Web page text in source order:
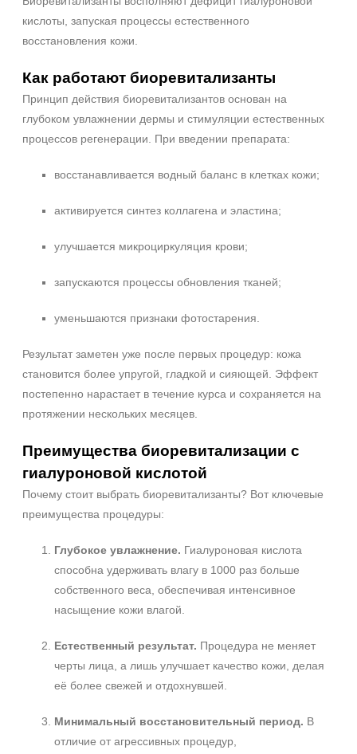
фл
флакон
Показать еще
Ингредиенты
Аминокислоты
Биоревитализация
Мезотерапия
Флакон
Шприц
Подборки
Рост волос и алопеция
кислоты, запуская процессы естественного
восстановления кожи.
Как работают биоревитализанты
Принцип действия биоревитализантов основан на
глубоком увлажнении дермы и стимуляции естественных
процессов регенерации. При введении препарата:
восстанавливается водный баланс в клетках кожи;
активируется синтез коллагена и эластина;
улучшается микроциркуляция крови;
запускаются процессы обновления тканей;
уменьшаются признаки фотостарения.
Результат заметен уже после первых процедур: кожа
становится более упругой, гладкой и сияющей. Эффект
постепенно нарастает в течение курса и сохраняется на
протяжении нескольких месяцев.
Преимущества биоревитализации с
гиалуроновой кислотой
Почему стоит выбрать биоревитализанты? Вот ключевые
преимущества процедуры:
Глубокое увлажнение. Гиалуроновая кислота
способна удерживать влагу в 1000 раз больше
собственного веса, обеспечивая интенсивное
насыщение кожи влагой.
Естественный результат. Процедура не меняет
черты лица, а лишь улучшает качество кожи, делая
её более свежей и отдохнувшей.
Минимальный восстановительный период. В
отличие от агрессивных процедур,